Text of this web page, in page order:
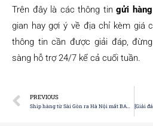
Trên đây là các thông tingửi hàng
gian hay gợi ý về địa chỉ kèm giá
thông tin cần được giải đáp,
sàng hỗ trợ 24/7 kể cả cuối tuần.
PREVIOUS